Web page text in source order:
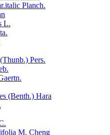
Planch.
L.
Pers.
(Benth.) Hara
M. Cheng